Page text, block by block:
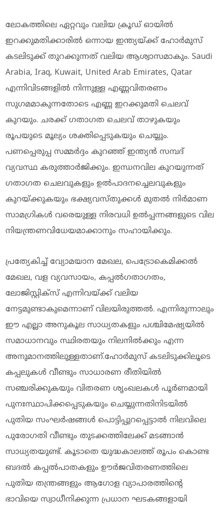
ലോകത്തിലെ ഏറ്റവും വലിയ ക്രൂഡ് ഓയില്‍
ഇറക്കുമതിക്കാരില്‍ ഒന്നായ ഇന്ത്യയ്ക്ക് ഹോര്‍മുസ്
കടലിടുക്ക് തുറക്കുന്നത് വലിയ ആശ്വാസമാകും. Saudi
Arabia, Iraq, Kuwait, United Arab Emirates, Qatar
എന്നിവിടങ്ങളില്‍ നിന്നുള്ള എണ്ണവിതരണം
സുഗമമാകുന്നതോടെ എണ്ണ ഇറക്കുമതി ചെലവ്
കുറയും. ചരക്ക് ഗതാഗത ചെലവ് താഴുകയും
രൂപയുടെ മൂല്യം ശക്തിപ്പെടുകയും ചെയ്യും.
പണപ്പെരുപ്പ സമ്മര്‍ദ്ദം കുറഞ്ഞ് ഇന്ത്യന്‍ സമ്പദ്
വ്യവസ്ഥ കരുത്താര്‍ജിക്കും. ഇന്ധനവില കുറയുന്നത്
ഗതാഗത ചെലവുകളും ഉല്‍പാദനച്ചെലവുകളും
കുറയ്ക്കുകയും ഭക്ഷ്യവസ്തുക്കള്‍ മുതല്‍ നിര്‍മാണ
സാമഗ്രികള്‍ വരെയുള്ള നിരവധി ഉല്‍പ്പന്നങ്ങളുടെ വില
നിയന്ത്രണവിധേയമാക്കാനും സഹായിക്കും.
പ്രത്യേകിച്ച് വ്യോമയാന മേഖല, പെട്രോകെമിക്കല്‍
മേഖല, വള വ്യവസായം, കപ്പല്‍ഗതാഗതം,
ലോജിസ്റ്റിക്‌സ് എന്നിവയ്ക്ക് വലിയ
നേട്ടമുണ്ടാകുമെന്നാണ് വിലയിരുത്തല്‍. എന്നിരുന്നാലും
ഈ എല്ലാ അനുകൂല സാധ്യതകളും പശ്ചിമേഷ്യയില്‍
സമാധാനവും സ്ഥിരതയും നിലനില്‍ക്കും എന്ന
അനുമാനത്തിലുള്ളതാണ്.ഹോര്‍മുസ് കടലിടുക്കിലൂടെ
കപ്പലുകള്‍ വീണ്ടും സാധാരണ രീതിയില്‍
സഞ്ചരിക്കുകയും വിതരണ ശൃംഖലകള്‍ പൂര്‍ണമായി
പുനഃസ്ഥാപിക്കപ്പെടുകയും ചെയ്യുന്നതിനിടയില്‍
പുതിയ സംഘര്‍ഷങ്ങള്‍ പൊട്ടിപ്പുറപ്പെട്ടാല്‍ നിലവിലെ
പുരോഗതി വീണ്ടും തുടക്കത്തിലേക്ക് മടങ്ങാന്‍
സാധ്യതയുണ്ട്. കൂടാതെ യുദ്ധകാലത്ത് രൂപം കൊണ്ട
ബദല്‍ കപ്പല്‍പാതകളും ഊര്‍ജവിതരണത്തിലെ
പുതിയ തന്ത്രങ്ങളും ആഗോള വ്യാപാരത്തിന്റെ
ഭാവിയെ സ്വാധീനിക്കുന്ന പ്രധാന ഘടകങ്ങളായി